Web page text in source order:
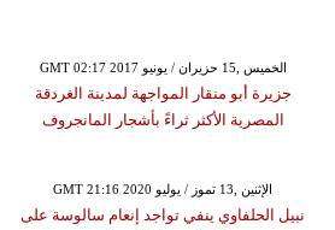
GMT 02:17 2017 الخميس ,15 حزيران / يونيو
جزيرة أبو منقار المواجهة لمدينة الغردقة
المصرية الأكثر ثراءً بأشجار المانجروف
GMT 21:16 2020 الإثنين ,13 تموز / يوليو
نبيل الحلفاوي ينفي تواجد إنعام سالوسة على